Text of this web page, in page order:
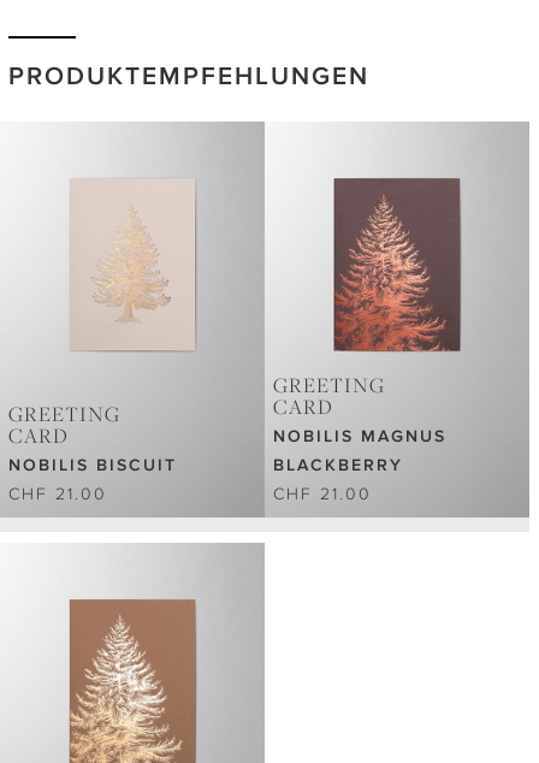
PRODUKTEMPFEHLUNGEN
GREETING
CARD
NOBILIS BISCUIT
CHF 21.00
GREETING
CARD
NOBILIS MAGNUS
BLACKBERRY
CHF 21.00